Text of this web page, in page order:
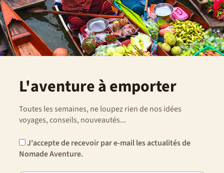
L'aventure à emporter
Toutes les semaines, ne loupez rien de nos idées
voyages, conseils, nouveautés...
J'accepte de recevoir par e-mail les actualités de
Nomade Aventure.